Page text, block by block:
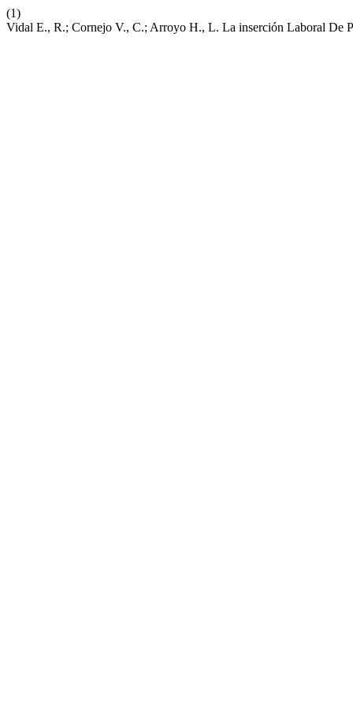
(1)
Vidal E., R.; Cornejo V., C.; Arroyo H., L. La inserción Laboral De